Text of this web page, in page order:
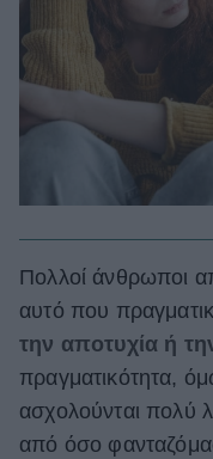
Πολλοί άνθρωποι
αυτό που
την αποτυχία ή
πραγματικότητα,
ασχολούνται πολύ
από όσο